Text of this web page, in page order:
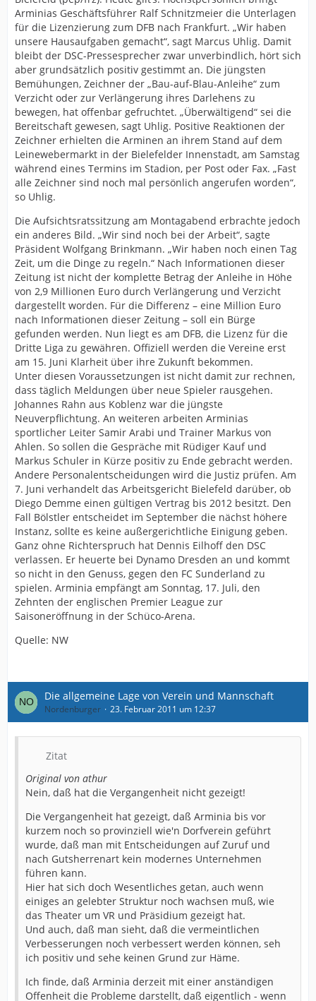
Arminias Geschäftsführer Ralf Schnitzmeier die Unterlagen
für die Lizenzierung zum DFB nach Frankfurt. „Wir haben
unsere Hausaufgaben gemacht“, sagt Marcus Uhlig. Damit
bleibt der DSC-Pressesprecher zwar unverbindlich, hört sich
aber grundsätzlich positiv gestimmt an. Die jüngsten
Bemühungen, Zeichner der „Bau-auf-Blau-Anleihe“ zum
Verzicht oder zur Verlängerung ihres Darlehens zu
bewegen, hat offenbar gefruchtet. „Überwältigend“ sei die
Bereitschaft gewesen, sagt Uhlig. Positive Reaktionen der
Zeichner erhielten die Arminen an ihrem Stand auf dem
Leinewebermarkt in der Bielefelder Innenstadt, am Samstag
während eines Termins im Stadion, per Post oder Fax. „Fast
alle Zeichner sind noch mal persönlich angerufen worden“,
so Uhlig.
Die Aufsichtsratssitzung am Montagabend erbrachte jedoch
ein anderes Bild. „Wir sind noch bei der Arbeit“, sagte
Präsident Wolfgang Brinkmann. „Wir haben noch einen Tag
Zeit, um die Dinge zu regeln.“ Nach Informationen dieser
Zeitung ist nicht der komplette Betrag der Anleihe in Höhe
von 2,9 Millionen Euro durch Verlängerung und Verzicht
dargestellt worden. Für die Differenz – eine Million Euro
nach Informationen dieser Zeitung – soll ein Bürge
gefunden werden. Nun liegt es am DFB, die Lizenz für die
Dritte Liga zu gewähren. Offiziell werden die Vereine erst
am 15. Juni Klarheit über ihre Zukunft bekommen.
Unter diesen Voraussetzungen ist nicht damit zur rechnen,
dass täglich Meldungen über neue Spieler rausgehen.
Johannes Rahn aus Koblenz war die jüngste
Neuverpflichtung. An weiteren arbeiten Arminias
sportlicher Leiter Samir Arabi und Trainer Markus von
Ahlen. So sollen die Gespräche mit Rüdiger Kauf und
Markus Schuler in Kürze positiv zu Ende gebracht werden.
Andere Personalentscheidungen wird die Justiz prüfen. Am
7. Juni verhandelt das Arbeitsgericht Bielefeld darüber, ob
Diego Demme einen gültigen Vertrag bis 2012 besitzt. Den
Fall Bölstler entscheidet im September die nächst höhere
Instanz, sollte es keine außergerichtliche Einigung geben.
Ganz ohne Richterspruch hat Dennis Eilhoff den DSC
verlassen. Er heuerte bei Dynamo Dresden an und kommt
so nicht in den Genuss, gegen den FC Sunderland zu
spielen. Arminia empfängt am Sonntag, 17. Juli, den
Zehnten der englischen Premier League zur
Saisoneröffnung in der Schüco-Arena.
Quelle: NW
Die allgemeine Lage von Verein und Mannschaft
Nordenburger 23. Februar 2011 um 12:37
Zitat
Original von athur
Nein, daß hat die Vergangenheit nicht gezeigt!
Die Vergangenheit hat gezeigt, daß Arminia bis vor
kurzem noch so provinziell wie'n Dorfverein geführt
wurde, daß man mit Entscheidungen auf Zuruf und
nach Gutsherrenart kein modernes Unternehmen
führen kann.
Hier hat sich doch Wesentliches getan, auch wenn
einiges an gelebter Struktur noch wachsen muß, wie
das Theater um VR und Präsidium gezeigt hat.
Und auch, daß man sieht, daß die vermeintlichen
Verbesserungen noch verbessert werden können, seh
ich positiv und sehe keinen Grund zur Häme.
Ich finde, daß Arminia derzeit mit einer anständigen
Offenheit die Probleme darstellt, daß eigentlich - wenn